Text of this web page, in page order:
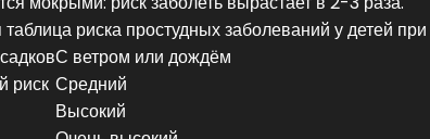
риска простудных заболеваний у детей
С ветром или дождём
риск Средний
Высокий